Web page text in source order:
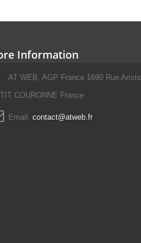
Information
AT WEB, AGP France 1690 Rue
COURONNE France
Email: contact@atweb.fr